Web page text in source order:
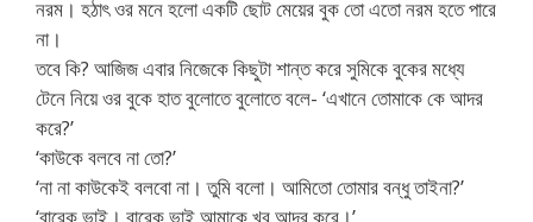
নরম। হঠাৎ ওর মনে হলো একটি ছোট মেয়ের বুক তো এতো নরম হতে পারে
না।
তবে কি? আজিজ এবার নিজেকে কিছুটা শান্ত করে সুমিকে বুকের মধ্যে
টেনে নিয়ে ওর বুকে হাত বুলোতে বুলোতে বলে- ‘এখানে তোমাকে কে আদর
করে?’
‘কাউকে বলবে না তো?’
‘না না কাউকেই বলবো না। তুমি বলো। আমিতো তোমার বন্ধু তাইনা?’
‘বারেক ভাই। বারেক ভাই আমাকে খুব আদর করে।’